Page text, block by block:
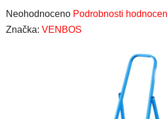
Průměrné
hodnocení
Neohodnoceno Podrobnosti
Značka: VENBOS